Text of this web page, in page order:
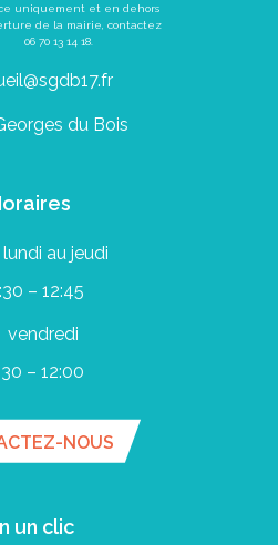
uniquement et en dehors
de la mairie, contactez
06 70 13 14 18
du Bois
au jeudi
– 12:45
vendredi
– 12:00
NOUS
un clic